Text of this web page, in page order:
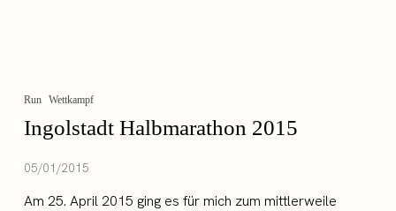
Run Wettkampf
Ingolstadt Halbmarathon 2015
05/01/2015
Am 25. April 2015 ging es für mich zum mittlerweile